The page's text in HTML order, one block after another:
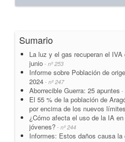
Sumario
La luz y el gas recuperan el
junio - nº 253
Informe sobre Población de
2024 - nº 247
Aborrecible Guerra: 25 apuntes -
El 55 % de la población de
por encima de los nuevos
¿Cómo afecta el uso de la IA
jóvenes? - nº 244
Informes: Estos daños causa la